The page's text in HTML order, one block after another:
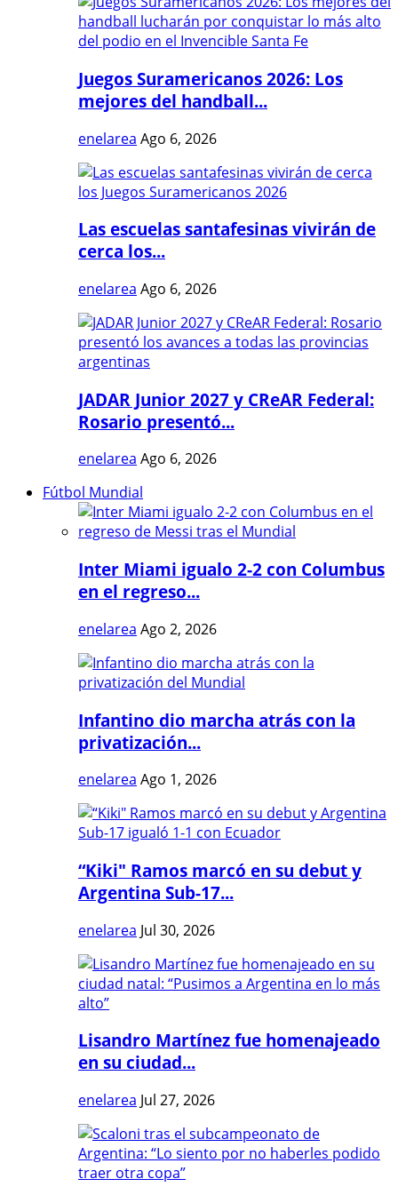
Juegos Suramericanos 2026: Los
mejores del handball...
enelarea Ago 6, 2026
Las escuelas santafesinas vivirán de
cerca los...
enelarea Ago 6, 2026
JADAR Junior 2027 y CReAR Federal:
Rosario presentó...
enelarea Ago 6, 2026
Fútbol Mundial
Inter Miami igualo 2-2 con Columbus
en el regreso...
enelarea Ago 2, 2026
Infantino dio marcha atrás con la
privatización...
enelarea Ago 1, 2026
“Kiki" Ramos marcó en su debut y
Argentina Sub-17...
enelarea Jul 30, 2026
Lisandro Martínez fue homenajeado
en su ciudad...
enelarea Jul 27, 2026